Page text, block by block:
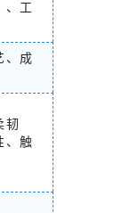
、工
、成
韧
、触